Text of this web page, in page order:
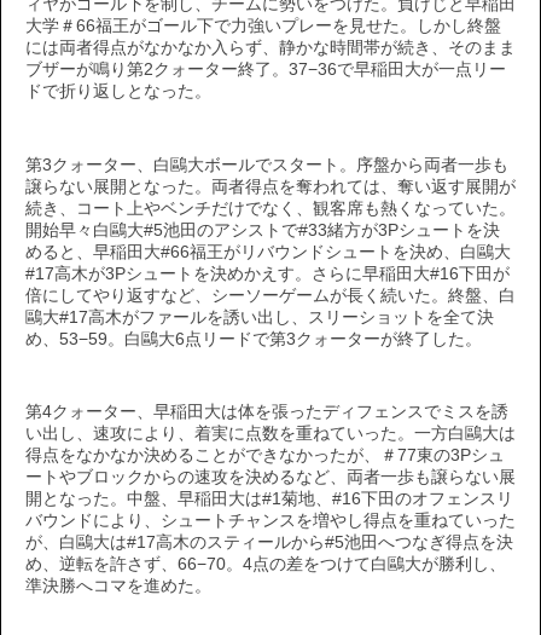
ィヤがゴール下を制し、チームに勢いをつけた。負けじと早稲田
大学＃66福王がゴール下で力強いプレーを見せた。しかし終盤
には両者得点がなかなか入らず、静かな時間帯が続き、そのまま
ブザーが鳴り第2クォーター終了。37−36で早稲田大が一点リー
ドで折り返しとなった。
第3クォーター、白鷗大ボールでスタート。序盤から両者一歩も
譲らない展開となった。両者得点を奪われては、奪い返す展開が
続き、コート上やベンチだけでなく、観客席も熱くなっていた。
開始早々白鷗大#5池田のアシストで#33緒方が3Pシュートを決
めると、早稲田大#66福王がリバウンドシュートを決め、白鷗大
#17高木が3Pシュートを決めかえす。さらに早稲田大#16下田が
倍にしてやり返すなど、シーソーゲームが長く続いた。終盤、白
鷗大#17高木がファールを誘い出し、スリーショットを全て決
め、53−59。白鷗大6点リードで第3クォーターが終了した。
第4クォーター、早稲田大は体を張ったディフェンスでミスを誘
い出し、速攻により、着実に点数を重ねていった。一方白鷗大は
得点をなかなか決めることができなかったが、＃77東の3Pシュ
ートやブロックからの速攻を決めるなど、両者一歩も譲らない展
開となった。中盤、早稲田大は#1菊地、#16下田のオフェンスリ
バウンドにより、シュートチャンスを増やし得点を重ねていった
が、白鷗大は#17高木のスティールから#5池田へつなぎ得点を決
め、逆転を許さず、66−70。4点の差をつけて白鷗大が勝利し、
準決勝へコマを進めた。